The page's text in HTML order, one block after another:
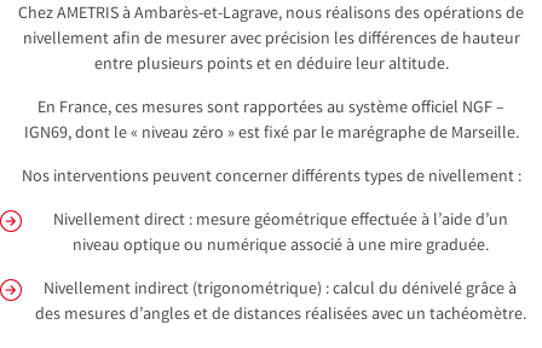
Chez AMETRIS à Ambarès-et-Lagrave, nous réalisons des opérations de
nivellement afin de mesurer avec précision les différences de hauteur
entre plusieurs points et en déduire leur altitude.
En France, ces mesures sont rapportées au système officiel NGF –
IGN69, dont le « niveau zéro » est fixé par le marégraphe de Marseille.
Nos interventions peuvent concerner différents types de nivellement :
Nivellement direct : mesure géométrique effectuée à l’aide d’un
niveau optique ou numérique associé à une mire graduée.
Nivellement indirect (trigonométrique) : calcul du dénivelé grâce à
des mesures d’angles et de distances réalisées avec un tachéomètre.